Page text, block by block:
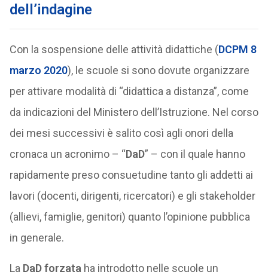
dell’indagine
Con la sospensione delle attività didattiche (DCPM 8
marzo 2020), le scuole si sono dovute organizzare
per attivare modalità di “didattica a distanza”, come
da indicazioni del Ministero dell’Istruzione. Nel corso
dei mesi successivi è salito così agli onori della
cronaca un acronimo – “DaD” – con il quale hanno
rapidamente preso consuetudine tanto gli addetti ai
lavori (docenti, dirigenti, ricercatori) e gli stakeholder
(allievi, famiglie, genitori) quanto l’opinione pubblica
in generale.
La DaD forzata ha introdotto nelle scuole un